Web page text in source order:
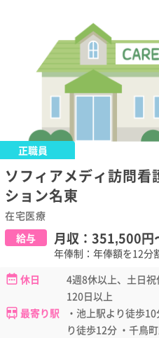
正職員
ソフィアメディ訪問看
ション名東
在宅医療
給与
月収： 351,500円
年俸制：年俸額を12分
休日
4週8休以上、土日
120日以上
最寄り駅
・池上駅より徒歩
り徒歩12分 ・千鳥